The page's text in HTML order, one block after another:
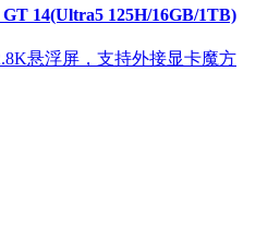
14(Ultra5 125H/16GB/1TB)
悬浮屏，支持外接显卡魔方